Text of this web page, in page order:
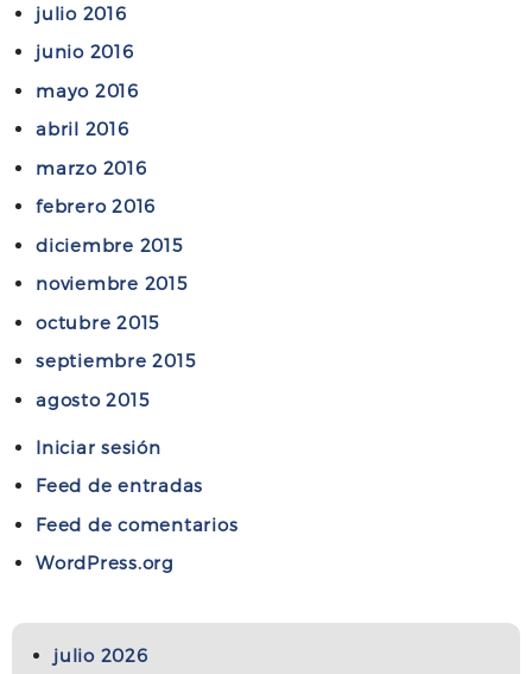
julio 2016
junio 2016
mayo 2016
abril 2016
marzo 2016
febrero 2016
diciembre 2015
noviembre 2015
octubre 2015
septiembre 2015
agosto 2015
Iniciar sesión
Feed de entradas
Feed de comentarios
WordPress.org
julio 2026